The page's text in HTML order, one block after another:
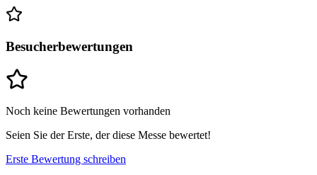
Besucherbewertungen
Noch keine Bewertungen vorhanden
Seien Sie der Erste, der diese Messe bewertet!
Erste Bewertung schreiben